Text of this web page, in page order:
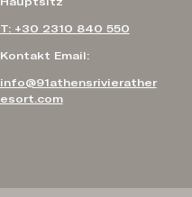
T: +30 2310 840 550
Kontakt Email:
info@91athensrivierather
esort.com